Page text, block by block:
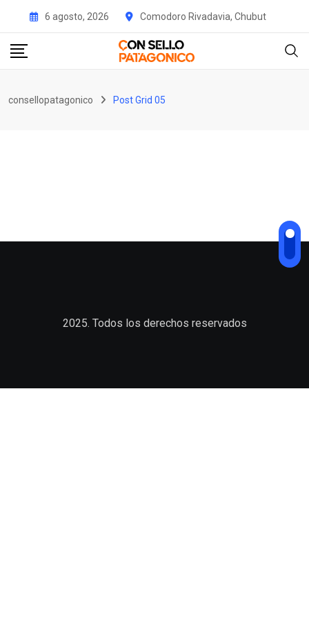
6 agosto, 2026 Comodoro Rivadavia, Chubut
consellopatagonico Post Grid 05
2025. Todos los derechos reservados